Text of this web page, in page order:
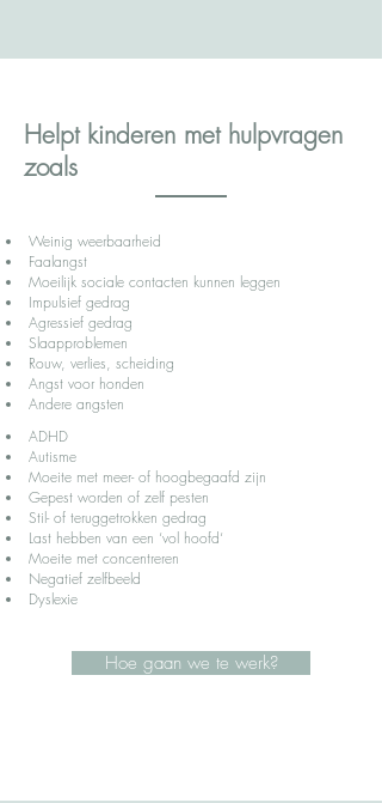
Helpt kinderen met hulpvragen
zoals
Weinig weerbaarheid
Faalangst
Moeilijk sociale contacten kunnen leggen
Impulsief gedrag
Agressief gedrag
Slaapproblemen
Rouw, verlies, scheiding
Angst voor honden
Andere angsten
ADHD
Autisme
Moeite met meer- of hoogbegaafd zijn
Gepest worden of zelf pesten
Stil- of teruggetrokken gedrag
Last hebben van een ‘vol hoofd‘
Moeite met concentreren
Negatief zelfbeeld
Dyslexie
Hoe gaan we te werk?